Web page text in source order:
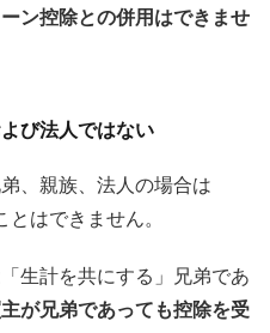
ン控除との併用はできませ
び法人ではない
、親族、法人の場合は
はできません。
生計を共にする」兄弟であ
が兄弟であっても控除を受